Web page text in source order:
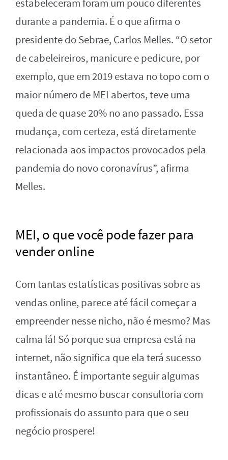
estabeleceram foram um pouco diferentes
durante a pandemia. É o que afirma o
presidente do Sebrae, Carlos Melles. “O setor
de cabeleireiros, manicure e pedicure, por
exemplo, que em 2019 estava no topo com o
maior número de MEI abertos, teve uma
queda de quase 20% no ano passado. Essa
mudança, com certeza, está diretamente
relacionada aos impactos provocados pela
pandemia do novo coronavírus”, afirma
Melles.
MEI, o que você pode fazer para
vender online
Com tantas estatísticas positivas sobre as
vendas online, parece até fácil começar a
empreender nesse nicho, não é mesmo? Mas
calma lá! Só porque sua empresa está na
internet, não significa que ela terá sucesso
instantâneo. É importante seguir algumas
dicas e até mesmo buscar consultoria com
profissionais do assunto para que o seu
negócio prospere!